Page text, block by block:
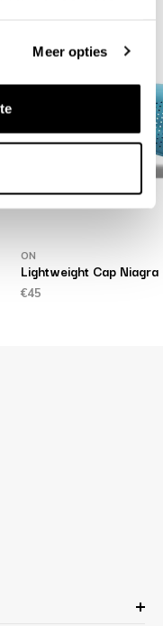
Meer opties
ON
Lightweight Cap Niagra
€45